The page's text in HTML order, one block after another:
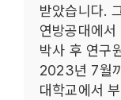
받았습니다.
연방공대에
박사 후 연구
2023년 7월
대학교에서